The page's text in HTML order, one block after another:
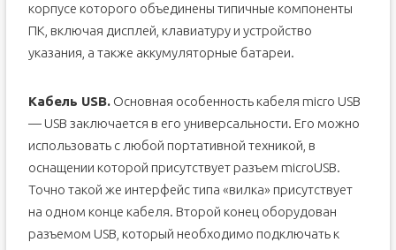
корпусе которого объединены типичные компоненты
ПК, включая дисплей, клавиатуру и устройство
указания, а также аккумуляторные батареи.
Кабель USB.Основная особенность кабеля micro USB
— USB заключается в его универсальности. Его можно
использовать с любой портативной техникой, в
оснащении которой присутствует разъем microUSB.
Точно такой же интерфейс типа «вилка» присутствует
на одном конце кабеля. Второй конец оборудован
разъемом USB, который необходимо подключать к